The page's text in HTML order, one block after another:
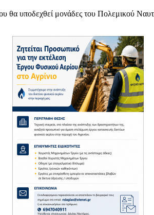
θα υποδεχθεί μονάδες του Πολεμικού